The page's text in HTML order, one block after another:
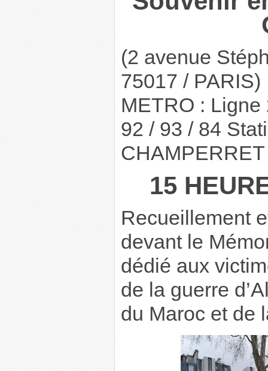
(2 avenue
75017 / PARIS)
METRO :
92 / 93 / 84
CHAMPERRET
15
Recueillement
devant le
dédié aux
de la guerre
du Maroc et de